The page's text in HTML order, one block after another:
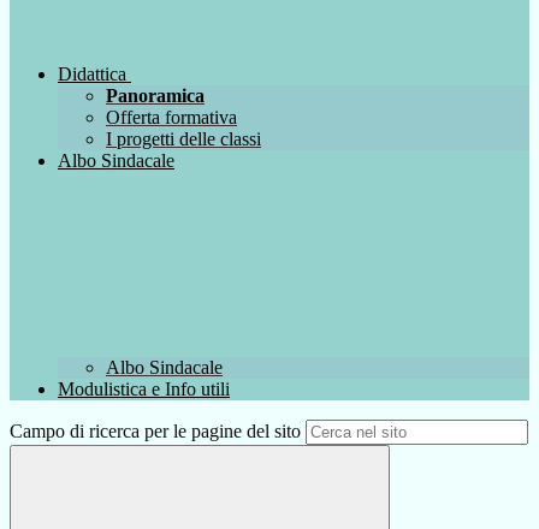
Didattica
Panoramica
Offerta formativa
I progetti delle classi
Albo Sindacale
Albo Sindacale
Modulistica e Info utili
Campo di ricerca per le pagine del sito